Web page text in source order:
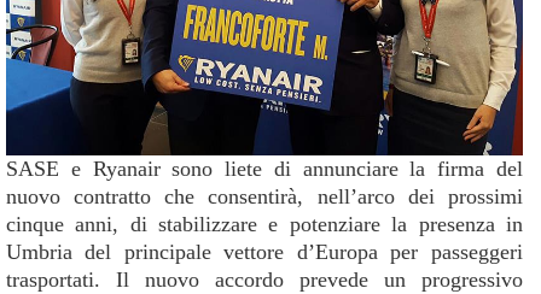
SASE e Ryanair sono liete di annunciare la firma del
nuovo contratto che consentirà, nell’arco dei prossimi
cinque anni, di stabilizzare e potenziare la presenza in
Umbria del principale vettore d’Europa per passeggeri
trasportati. Il nuovo accordo prevede un progressivo